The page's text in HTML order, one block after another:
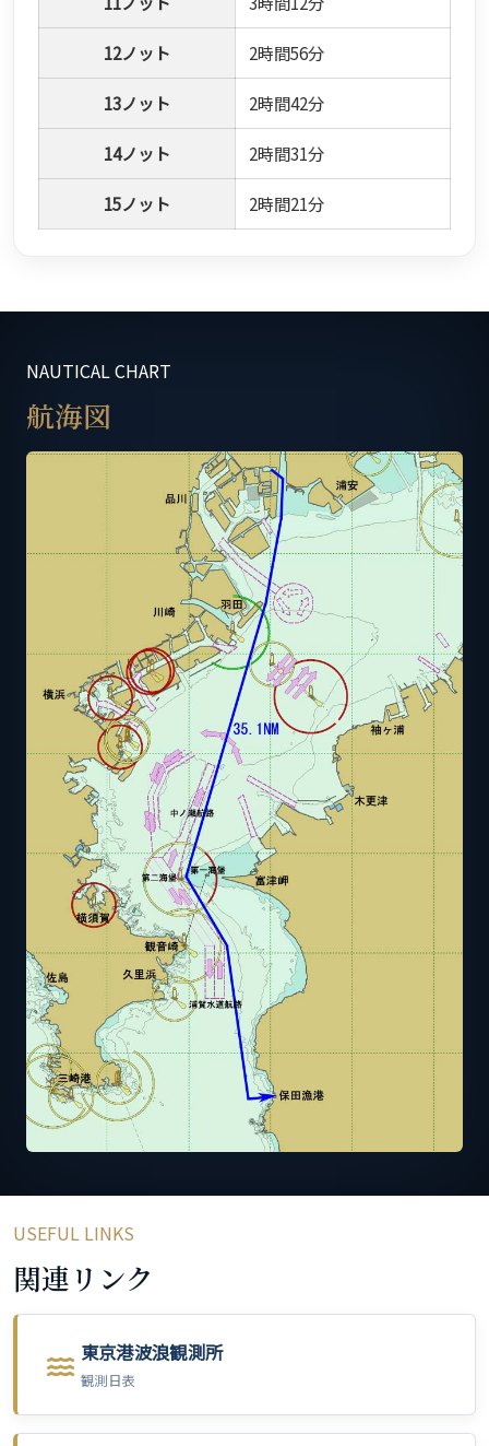
12ノット 2時間56分
13ノット 2時間42分
14ノット 2時間31分
15ノット 2時間21分
NAUTICAL CHART
航海図
USEFUL LINKS
関連リンク
東京港波浪観測所
観測日表